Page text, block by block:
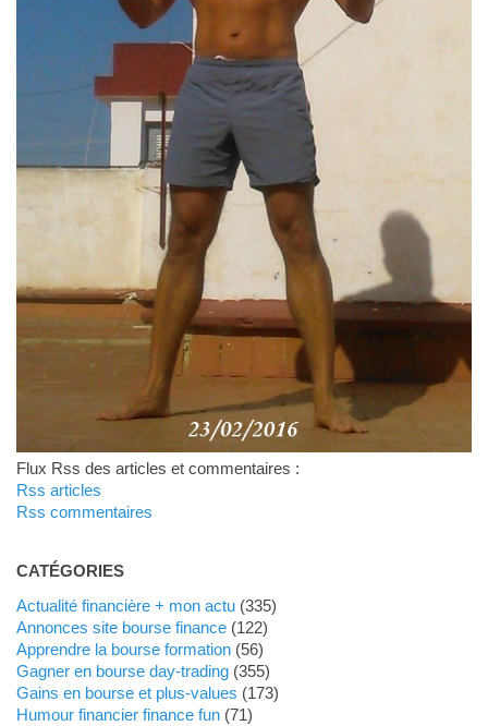
Flux Rss des articles et commentaires :
Rss articles
Rss commentaires
CATÉGORIES
Actualité financière + mon actu(335)
Annonces site bourse finance(122)
Apprendre la bourse formation(56)
Gagner en bourse day-trading(355)
Gains en bourse et plus-values (173)
Humour financier finance fun(71)